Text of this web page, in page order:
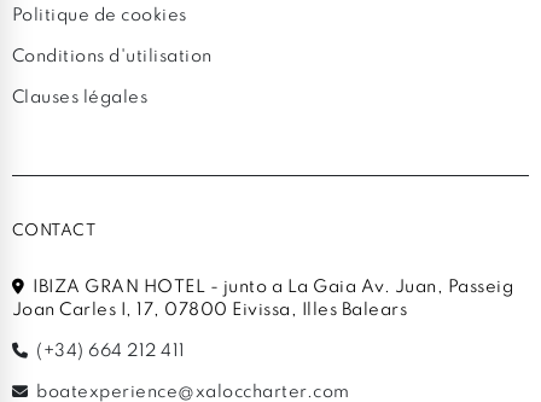
Politique de cookies
Conditions d'utilisation
Clauses légales
CONTACT
IBIZA GRAN HOTEL - junto a La Gaia Av. Juan, Passeig
Joan Carles I, 17, 07800 Eivissa, Illes Balears
(+34) 664 212 411
boatexperience@xaloccharter.com